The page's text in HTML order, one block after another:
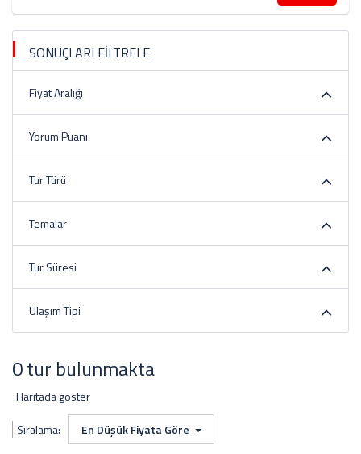
SONUÇLARI FİLTRELE
Fiyat Aralığı
Yorum Puanı
Tur Türü
Temalar
Tur Süresi
Ulaşım Tipi
0 tur bulunmakta
Haritada göster
Sıralama:
En Düşük Fiyata Göre